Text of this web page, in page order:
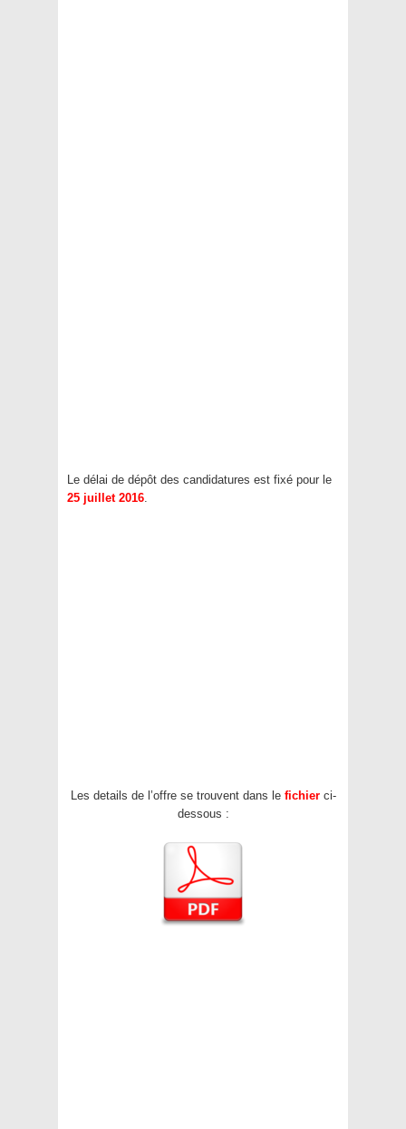
Le délai de dépôt des candidatures est fixé pour le
25 juillet 2016.
Les details de l’offre se trouvent dans le fichier ci-
dessous :